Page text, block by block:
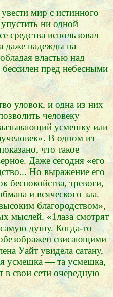
мир с истинного
упустить ни одной
средства использовал
даже надежды на
властью над
пред небесными
уловок, и одна из них
человеку
усмешку или
В одном из
что такое
Даже сегодня «его
Но выражение его
беспокойства, тревоги,
и всяческого зла.
благородством»,
мыслей. «1лаза смотрят
душу. Когда-то
свисающими
Уайт увидела сатану,
усмешка — та усмешка,
в свои сети очередную